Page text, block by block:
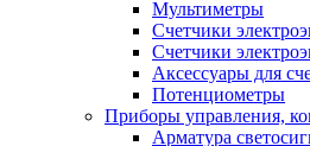
Мультиметры
Счетчики
Счетчики
Аксессуары для
Потенциометры
Приборы управления,
Арматура